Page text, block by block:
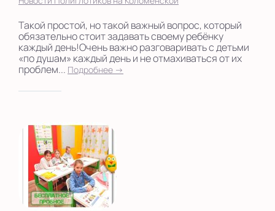
Такой простой, но такой важный вопрос, который
обязательно стоит задавать своему ребёнку
каждый день!Очень важно разговаривать с детьми
«по душам» каждый день и не отмахиваться от их
проблем... Подробнее →